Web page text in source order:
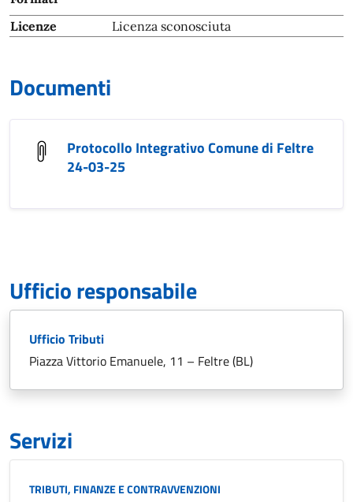
Licenze Licenza sconosciuta
Documenti
Protocollo Integrativo Comune di Feltre
24-03-25
Ufficio responsabile
Ufficio Tributi
Piazza Vittorio Emanuele, 11 – Feltre (BL)
Servizi
Categoria:
TRIBUTI, FINANZE E CONTRAVVENZIONI